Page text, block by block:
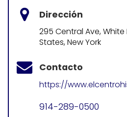
Dirección
295 Central Ave, White
States, New York
Contacto
https://
914-289-0500